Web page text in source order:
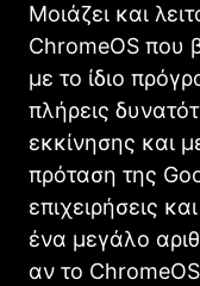
Μοιάζει και
ChromeOS που
με το ίδιο
πλήρεις
εκκίνησης και
πρόταση της
επιχειρήσεις
ένα μεγάλο
αν το